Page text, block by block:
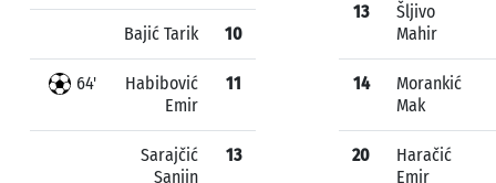
Bajić Tarik 10
64'
Habibović
Emir
11
Sarajčić
Sanjin
13
13
Šljivo
Mahir
14
Morankić
Mak
20
Haračić
Emir